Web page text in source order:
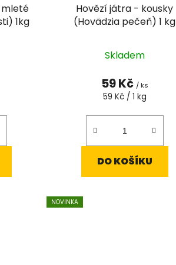
mleté
1kg
Hovězí játra - kousky
(Hovädzia pečeň) 1 kg
Skladem
59 Kč / ks
Měrná
59 Kč / 1 kg
DO KOŠÍKU
NOVINKA